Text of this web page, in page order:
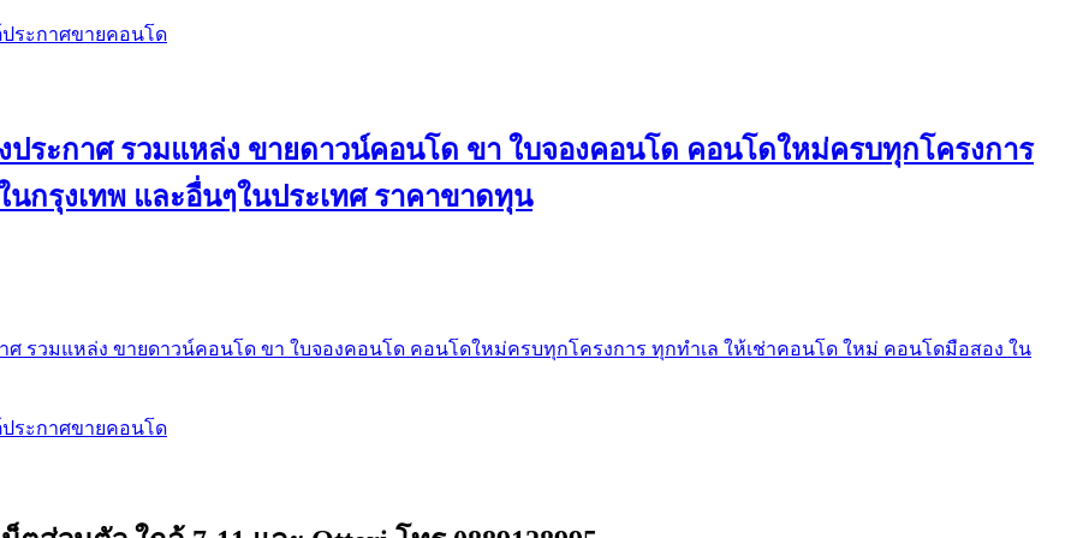
ระกาศขายคอนโด
ประกาศ รวมแหล่ง ขายดาวน์คอนโด ขา ใบจองคอนโด คอนโดใหม่ครบทุกโครงการ
กรุงเทพ และอื่นๆในประเทศ ราคาขาดทุน
ศ รวมแหล่ง ขายดาวน์คอนโด ขา ใบจองคอนโด คอนโดใหม่ครบทุกโครงการ ทุกทำเล ให้เช่าคอนโด ใหม่ คอนโดมือสอง ใน
ระกาศขายคอนโด